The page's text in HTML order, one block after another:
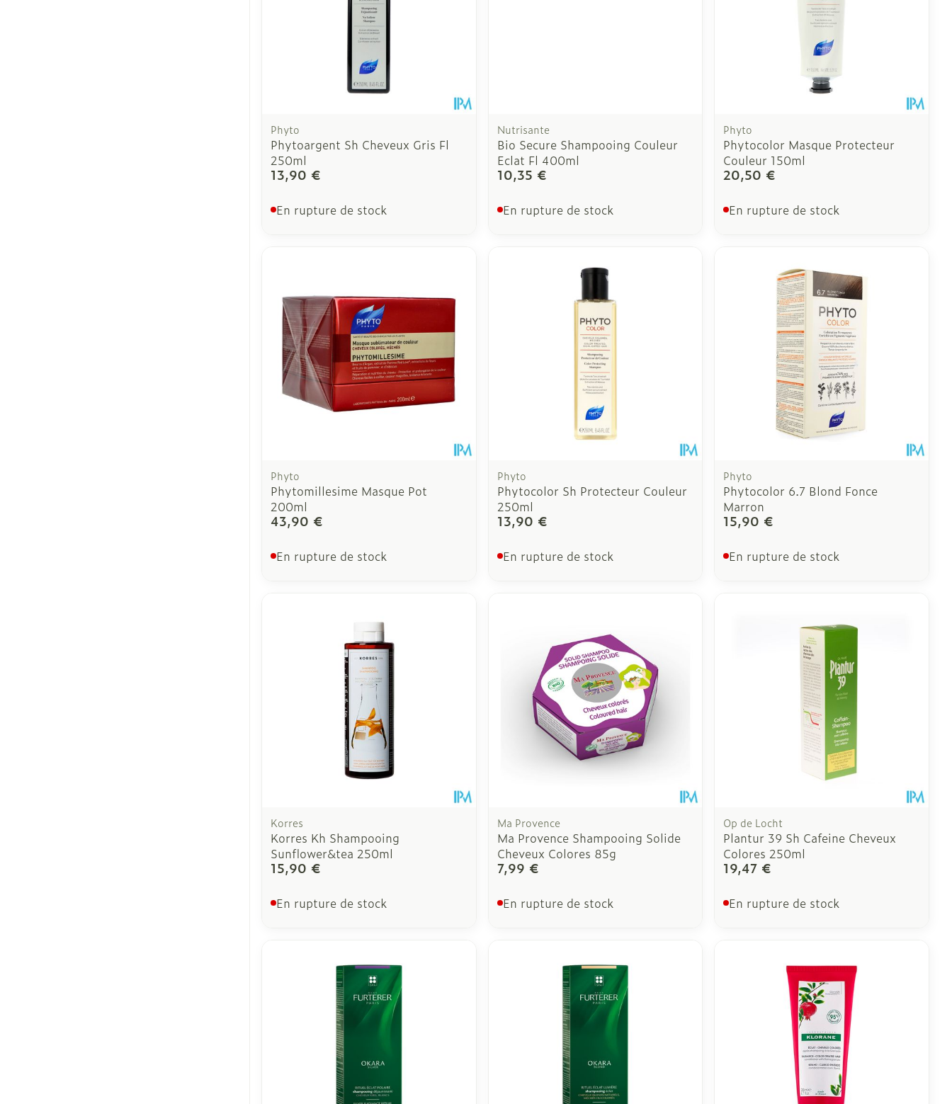
Phyto
Phytoargent Sh Cheveux Gris Fl
250ml
13,90 €
En rupture de stock
Nutrisante
Bio Secure Shampooing Couleur
Eclat Fl 400ml
10,35 €
En rupture de stock
Phyto
Phytocolor Masque Protecteur
Couleur 150ml
20,50 €
En rupture de stock
Phyto
Phytomillesime Masque Pot
200ml
43,90 €
En rupture de stock
Phyto
Phytocolor Sh Protecteur Couleur
250ml
13,90 €
En rupture de stock
Phyto
Phytocolor 6.7 Blond Fonce
Marron
15,90 €
En rupture de stock
Korres
Korres Kh Shampooing
Sunflower&tea 250ml
15,90 €
En rupture de stock
Ma Provence
Ma Provence Shampooing Solide
Cheveux Colores 85g
7,99 €
En rupture de stock
Op de Locht
Plantur 39 Sh Cafeine Cheveux
Colores 250ml
19,47 €
En rupture de stock